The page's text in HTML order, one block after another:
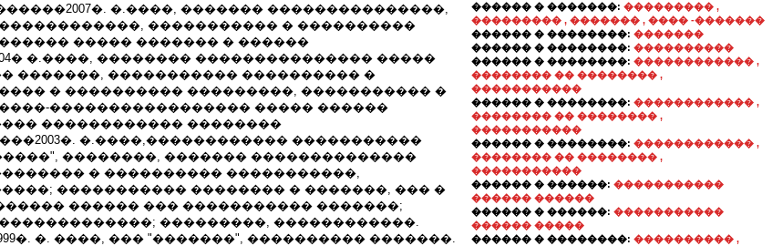
������2007�. �.����, ������� ���������������,
����������� � ����������
����� ������� � ������
�.����, �������� ��������������� �����
�������, ����������� ���������� �
� ���������� ���������, ����������� �
����������������� ����� ������
������������ ��������
�.����,������������ �����������
��������, ������� ��������������
� ���������� �����������,
����������� �������� � �������, ��� �
������ ��� ����������� �������;
���������, ������������.
�. ����, ��� "�������", ���������� �������.
������ � �������: ��������� ,
��������� , ������� , ���� -�������
������ � ��������: �������
������ � ��������: ����������
������ � ��������: ������������ ,
�������� �� �������� ,
�����������
������ � ��������: ������������ ,
�������� �� �������� ,
�����������
������ � ��������: ������������ ,
�������� �� �������� ,
�����������
������ � ������: �����������
������ ������
������ � ������: �����������
������ �����
������ � ��������: ���������� ,